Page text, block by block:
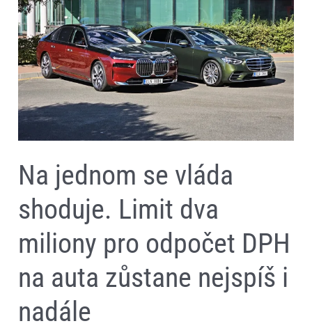
Na jednom se vláda
shoduje. Limit dva
miliony pro odpočet DPH
na auta zůstane nejspíš i
nadále
shoduje.
Limit
dva
miliony
pro
odpočet
DPH
na
auta
zůstane
nejspíš
i